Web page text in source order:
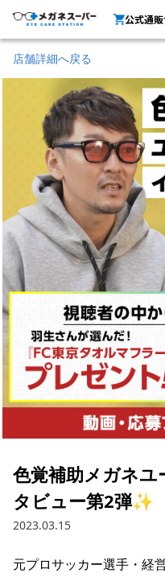
公式通
店舗詳細へ戻る
色覚補助メガネ
タビュー第2弾✨
2023.03.15
元プロサッカー選手・経